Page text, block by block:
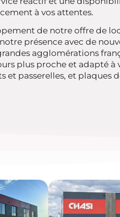
à vos attentes.
de notre offre de
présence avec de
agglomérations
plus proche et adapté à
et passerelles, et plaques